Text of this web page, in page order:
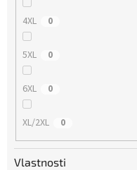
4XL 0
5XL 0
6XL 0
XL/2XL 0
Vlastnosti